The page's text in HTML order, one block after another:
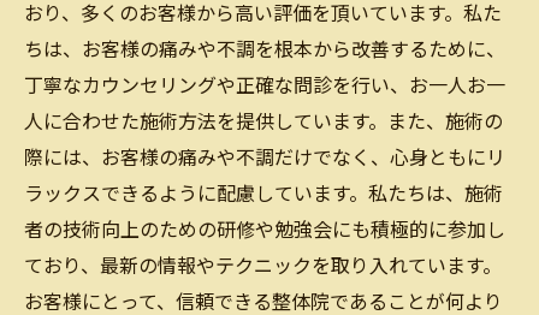
おり、多くのお客様から高い評価を頂いています。私た
ちは、お客様の痛みや不調を根本から改善するために、
丁寧なカウンセリングや正確な問診を行い、お一人お一
人に合わせた施術方法を提供しています。また、施術の
際には、お客様の痛みや不調だけでなく、心身ともにリ
ラックスできるように配慮しています。私たちは、施術
者の技術向上のための研修や勉強会にも積極的に参加し
ており、最新の情報やテクニックを取り入れています。
お客様にとって、信頼できる整体院であることが何より